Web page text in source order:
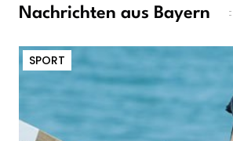
Nachrichten aus Bayern
SPORT